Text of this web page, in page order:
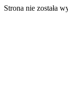
Strona nie została